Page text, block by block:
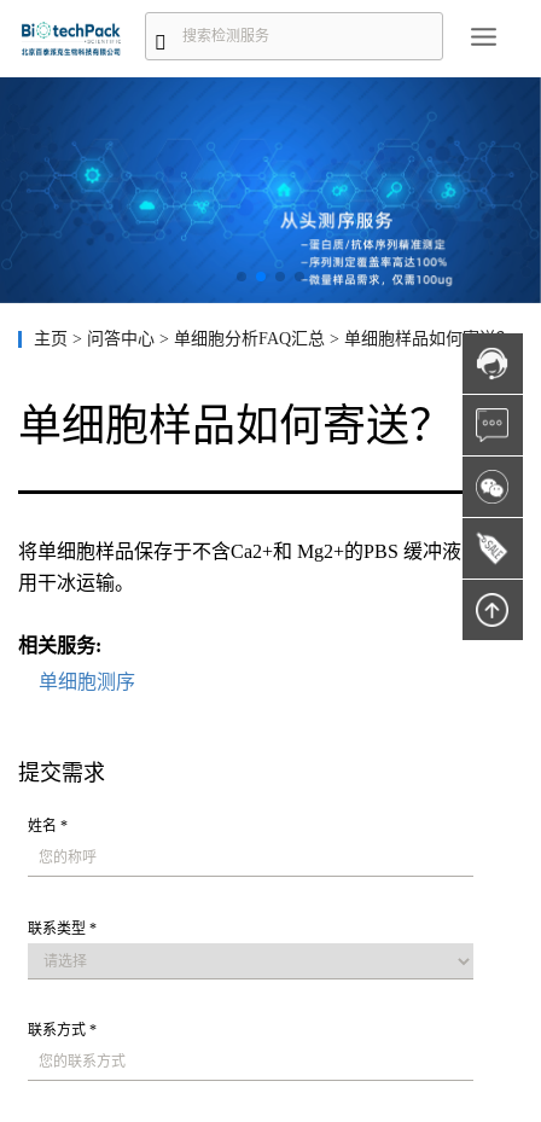
主页 > 问答中心 > 单细胞分析FAQ汇总 > 单细胞样品如何寄送？
单细胞样品如何寄送？
将单细胞样品保存于不含Ca2+和 Mg2+的PBS 缓冲液中，使
用干冰运输。
相关服务:
单细胞测序
提交需求
姓名 *
联系类型 *
联系方式 *